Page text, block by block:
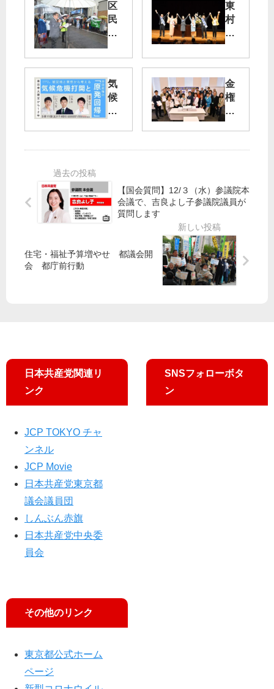
区
民
を
え
区
政
共
で
市
田
氏
東
村
山
市
で
説
会
:
堤
４
必
ず
気
候
危
開
ナ
ー
第
を
金
権
腐
敗
掃
【国会質問】12/３（水）参議院本
会議で、吉良よし子参議院議員が
質問します
住宅・福祉予算増やせ 都議会開
会 都庁前行動
日本共産党関連リ
ンク
JCP TOKYO チャ
ンネル
JCP Movie
日本共産党東京都
議会議員団
しんぶん赤旗
日本共産党中央委
員会
その他のリンク
東京都公式ホーム
ページ
SNSフォローボタ
ン